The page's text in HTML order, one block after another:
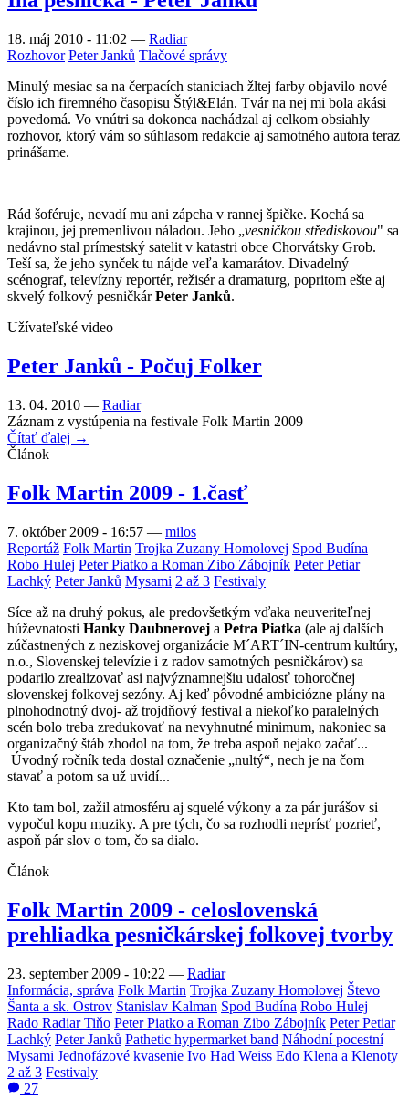
18. máj 2010 - 11:02 — Radiar
Rozhovor Peter Janků Tlačové správy
Minulý mesiac sa na čerpacích staniciach žltej farby objavilo nové
číslo ich firemného časopisu Štýl&Elán. Tvár na nej mi bola akási
povedomá. Vo vnútri sa dokonca nachádzal aj celkom obsiahly
rozhovor, ktorý vám so súhlasom redakcie aj samotného autora teraz
prinášame.
Rád šoféruje, nevadí mu ani zápcha v rannej špičke. Kochá sa
krajinou, jej premenlivou náladou. Jeho „vesničkou střediskovou" sa
nedávno stal prímestský satelit v katastri obce Chorvátsky Grob.
Teší sa, že jeho synček tu nájde veľa kamarátov. Divadelný
scénograf, televízny reportér, režisér a dramaturg, popritom ešte aj
skvelý folkový pesničkárPeter Janků.
Užívateľské video
Peter Janků - Počuj Folker
13. 04. 2010 — Radiar
Záznam z vystúpenia na festivale Folk Martin 2009
Čítať ďalej →
Článok
Folk Martin 2009 - 1.časť
7. október 2009 - 16:57 — milos
Reportáž Folk Martin Trojka Zuzany Homolovej Spod Budína
Robo Hulej Peter Piatko a Roman Zibo Zábojník Peter Petiar
Lachký Peter Janků Mysami 2 až 3 Festivaly
Síce až na druhý pokus, ale predovšetkým vďaka neuveriteľnej
húževnatosti Hanky Daubnerovej a Petra Piatka (ale aj dalších
zúčastnených z neziskovej organizácie M´ART´IN-centrum kultúry,
n.o., Slovenskej televízie i z radov samotných pesničkárov) sa
podarilo zrealizovať asi najvýznamnejšiu udalosť tohoročnej
slovenskej folkovej sezóny. Aj keď pôvodné ambiciózne plány na
plnohodnotný dvoj- až trojdňový festival a niekoľko paralelných
scén bolo treba zredukovať na nevyhnutné minimum, nakoniec sa
organizačný štáb zhodol na tom, že treba aspoň nejako začať...
Úvodný ročník teda dostal označenie „nultý“, nech je na čom
stavať a potom sa už uvidí...
Kto tam bol, zažil atmosféru aj squelé výkony a za pár jurášov si
vypočul kopu muziky. A pre tých, čo sa rozhodli neprísť pozrieť,
aspoň pár slov o tom, čo sa dialo.
Článok
Folk Martin 2009 - celoslovenská
prehliadka pesničkárskej folkovej tvorby
23. september 2009 - 10:22 — Radiar
Informácia, správa Folk Martin Trojka Zuzany Homolovej Števo
Šanta a sk. Ostrov Stanislav Kalman Spod Budína Robo Hulej
Rado Radiar Tiňo Peter Piatko a Roman Zibo Zábojník Peter Petiar
Lachký Peter Janků Pathetic hypermarket band Náhodní pocestní
Mysami Jednofázové kvasenie Ivo Had Weiss Edo Klena a Klenoty
2 až 3 Festivaly
27